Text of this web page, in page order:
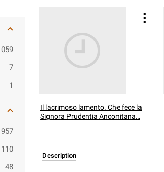
7
1
957
110
48
Il lacrimoso lamento. Che fece la
Signora Prudentia Anconitana…
Description